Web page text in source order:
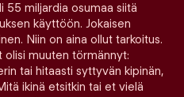
55 miljardia osumaa siitä
käyttöön. Jokaisen
Niin on aina ollut tarkoitus.
olisi muuten törmännyt:
tai hitaasti syttyvän kipinän,
ikinä etsitkin tai et vielä